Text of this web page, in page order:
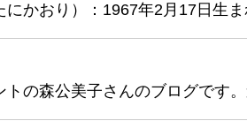
にかおり）：1967年2月17日
トの森公美子さんのブログで